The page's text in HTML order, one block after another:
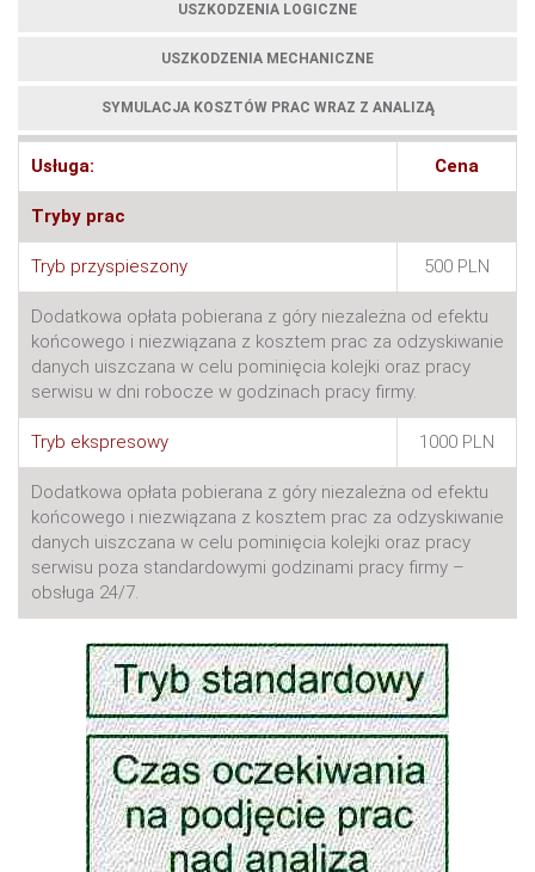
USZKODZENIA LOGICZNE
USZKODZENIA MECHANICZNE
SYMULACJA KOSZTÓW PRAC WRAZ Z ANALIZĄ
Usługa: Cena
Tryby prac
Tryb przyspieszony 500 PLN
Dodatkowa opłata pobierana z góry niezależna od efektu
końcowego i niezwiązana z kosztem prac za odzyskiwanie
danych uiszczana w celu pominięcia kolejki oraz pracy
serwisu w dni robocze w godzinach pracy firmy.
Tryb ekspresowy 1000 PLN
Dodatkowa opłata pobierana z góry niezależna od efektu
końcowego i niezwiązana z kosztem prac za odzyskiwanie
danych uiszczana w celu pominięcia kolejki oraz pracy
serwisu poza standardowymi godzinami pracy firmy –
obsługa 24/7.